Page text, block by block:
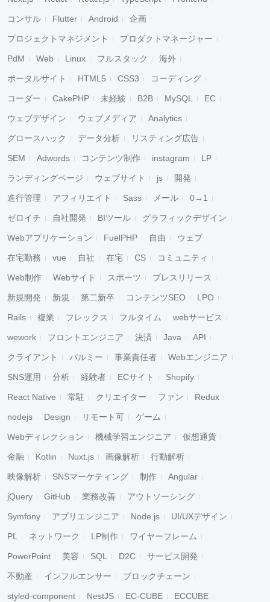
コンサル Flutter Android 企画
プロジェクトマネジメント プロダクトマネージャー
PdM Web Linux フルスタック 海外
ポータルサイト HTML5 CSS3 コーディング
コーダー CakePHP 未経験 B2B MySQL EC
ウェブデザイン ウェブメディア Analytics
グロースハック データ分析 リスティング広告
SEM Adwords コンテンツ制作 instagram LP
ランディングページ ウェブサイト js 開発
進行管理 アフィリエイト Sass メール 0→1
ゼロイチ 自社開発 BIツール グラフィックデザイン
Webアプリケーション FuelPHP 自由 ウェブ
在宅勤務 vue 自社 在宅 CS コミュニティ
Web制作 Webサイト スポーツ プレスリリース
新規開発 新規 第二新卒 コンテンツSEO LPO
Rails 複業 フレックス フルタイム webサービス
wework フロントエンジニア 決済 Java API
クライアント パルミー 事業責任者 Webエンジニア
SNS運用 分析 経験者 ECサイト Shopify
React Native 常駐 クリエイター ファン Redux
nodejs Design リモート可 ゲーム
Webディレクション 機械学習エンジニア 仮想通貨
金融 Kotlin Nuxt.js 画像解析 行動解析
映像解析 SNSマーケティング 制作 Angular
jQuery GitHub 業務改善 アウトソーシング
Symfony アプリエンジニア Node.js UI/UXデザイン
PL ネットワーク LP制作 ワイヤーフレーム
PowerPoint 美容 SQL D2C サービス開発
不動産 インフルエンサー ブロックチェーン
styled-component NestJS EC-CUBE ECCUBE